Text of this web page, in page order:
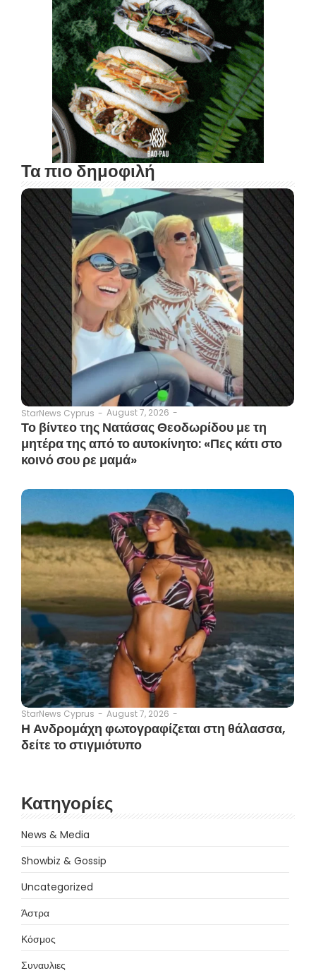
Τα πιο δημοφιλή
StarNews Cyprus - August 7, 2026 -
Το βίντεο της Νατάσας Θεοδωρίδου με τη
μητέρα της από το αυτοκίνητο: «Πες κάτι στο
κοινό σου ρε μαμά»
StarNews Cyprus - August 7, 2026 -
Η Ανδρομάχη φωτογραφίζεται στη θάλασσα,
δείτε το στιγμιότυπο
Κατηγορίες
News & Media
Showbiz & Gossip
Uncategorized
Άστρα
Κόσμος
Συναυλιες